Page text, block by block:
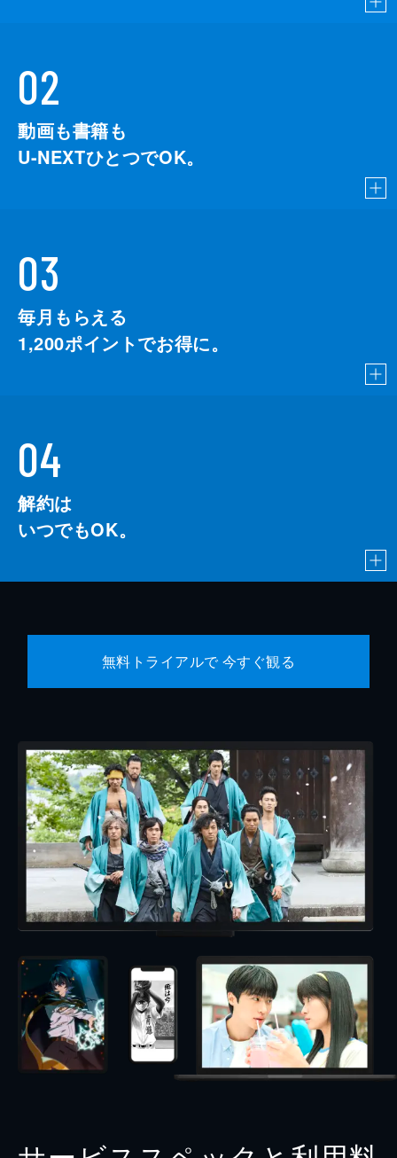
02
動画も書籍も
U-NEXTひとつでOK。
03
毎月もらえる
1,200ポイントでお得に。
04
解約は
いつでもOK。
無料トライアルで 今すぐ観る